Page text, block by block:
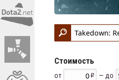
Стоимость
от — до